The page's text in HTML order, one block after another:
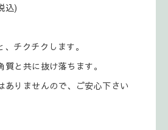
込)
チクチクします。
と共に抜け落ちます。
ありませんので、ご安心下さい